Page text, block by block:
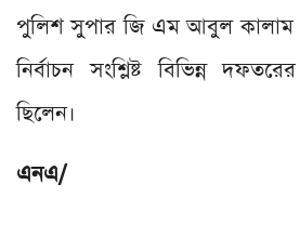
পুলিশ সুপার জি এম আবুল
নির্বাচন সংশ্লিষ্ট বিভিন্ন
ছিলেন।
এনএ/